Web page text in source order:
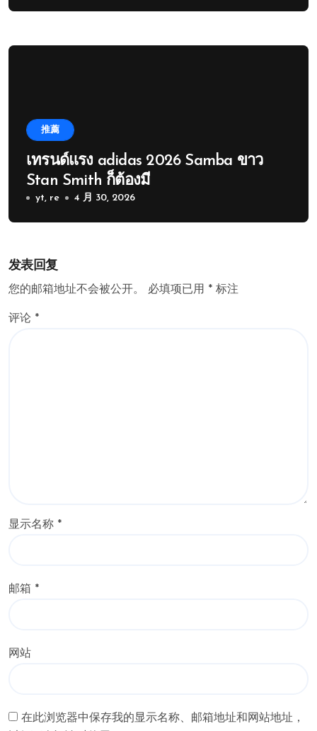
推薦
เทรนด์แรง adidas 2026 Samba ขาว
Stan Smith ก็ต้องมี
yt, re 4 月 30, 2026
发表回复
您的邮箱地址不会被公开。 必填项已用 * 标注
评论 *
显示名称 *
邮箱 *
网站
在此浏览器中保存我的显示名称、邮箱地址和网站地址，